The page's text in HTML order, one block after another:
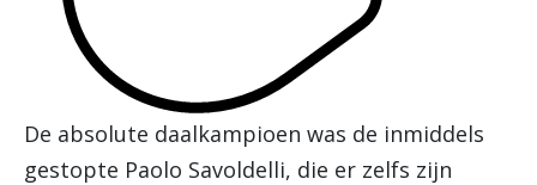
De absolute daalkampioen was de inmiddels
gestopte Paolo Savoldelli, die er zelfs zijn